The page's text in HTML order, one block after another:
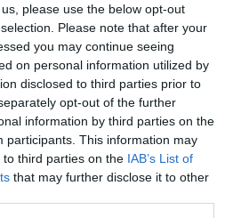
please use the below opt-out
Please note that after your
you may continue seeing
on personal information utilized by
disclosed to third parties prior to
opt-out of the further
information by third parties on the
participants. This information may
third parties on the IAB’s List of
that may further disclose it to other
Η «αιχμηρή» ανάρτηση
(φωτο)